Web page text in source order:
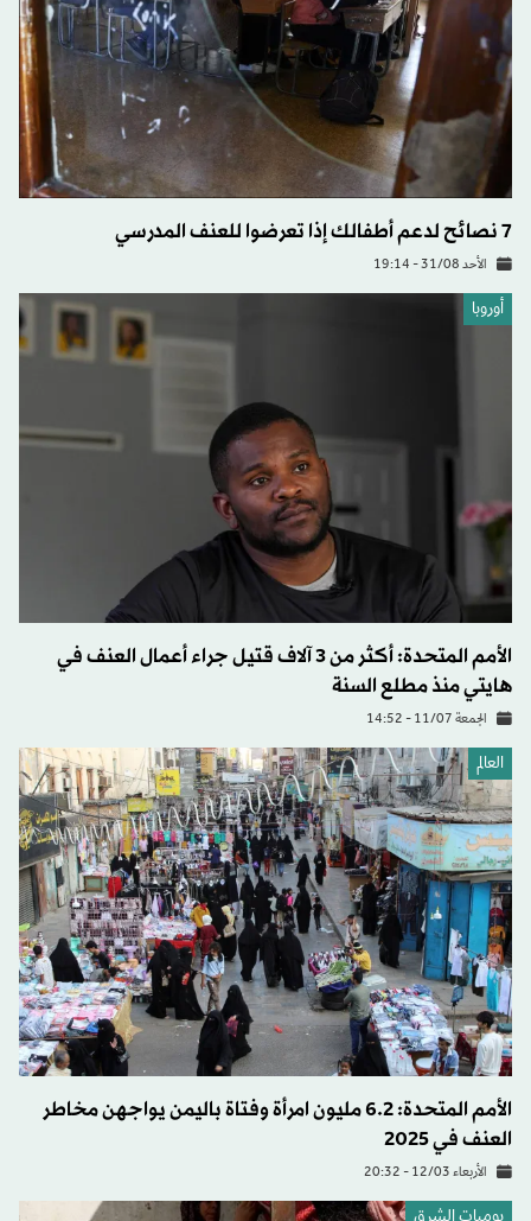
7 نصائح لدعم أطفالك إذا تعرضوا للعنف المدرسي
الأحد 31/08 - 19:14
أوروبا
الأمم المتحدة: أكثر من 3 آلاف قتيل جراء أعمال العنف في
هايتي منذ مطلع السنة
الجمعة 11/07 - 14:52
العالم
الأمم المتحدة: 6.2 مليون امرأة وفتاة باليمن يواجهن مخاطر
العنف في 2025
الأربعاء 12/03 - 20:32